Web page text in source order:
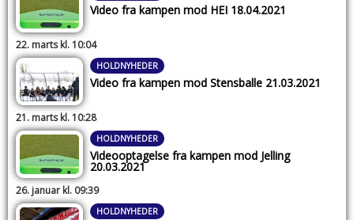
Video fra kampen mod HEI 18.04.2021
22. marts kl. 10:04
HOLDNYHEDER
Video fra kampen mod Stensballe 21.03.2021
21. marts kl. 10:28
HOLDNYHEDER
Videooptagelse fra kampen mod Jelling
20.03.2021
26. januar kl. 09:39
HOLDNYHEDER